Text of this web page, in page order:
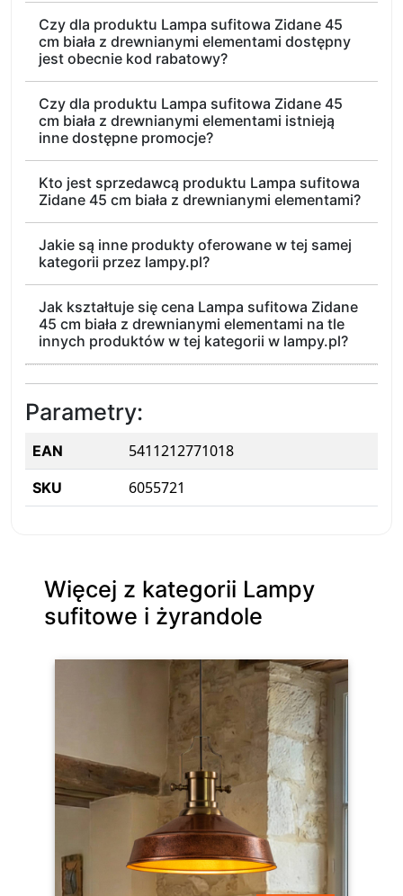
Czy dla produktu Lampa sufitowa Zidane 45
cm biała z drewnianymi elementami dostępny
jest obecnie kod rabatowy?
Czy dla produktu Lampa sufitowa Zidane 45
cm biała z drewnianymi elementami istnieją
inne dostępne promocje?
Kto jest sprzedawcą produktu Lampa sufitowa
Zidane 45 cm biała z drewnianymi elementami?
Jakie są inne produkty oferowane w tej samej
kategorii przez lampy.pl?
Jak kształtuje się cena Lampa sufitowa Zidane
45 cm biała z drewnianymi elementami na tle
innych produktów w tej kategorii w lampy.pl?
Parametry:
EAN 5411212771018
SKU 6055721
Więcej z kategorii Lampy
sufitowe i żyrandole